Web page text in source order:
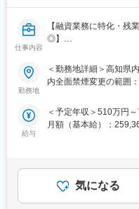
変更の範囲：当社がエ
務として規定する業務全
12時：ランチ
13時：データ分析、提
15時：代理店との商談
17時：帰社、事務作業
■研修制度
のサポートからお任せ
う、1年間「エンゲージ
評価は「業績貢献評価
評価と報酬は連動して
「行動評価」は給与改
仕事内容
【融資業務に特化・残
◎】
・小規模事業者への
・セーフティネット機
支援、海外展開支援
・国の教育ローン
務に従事頂きます。
小規模事業者や創業者
言われています。こう
勤務地
＜勤務地詳細＞高知県
内全面禁煙変更の範囲
給与
＜予定年収＞510万円
月額（基本給）：
て上下する可能性があ
です。 気になる